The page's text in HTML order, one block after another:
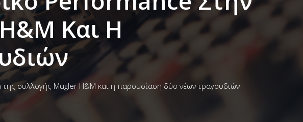
Και Η
συλλογής Mugler H&M και η παρουσίαση δύο νέων τραγουδιών